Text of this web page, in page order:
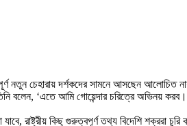
নতুন চেহারায় দর্শকদের সামনে আসছেন
বলেন, ‘এতে আমি গোয়েন্দার চরিত্রে অভিনয়
রাষ্ট্রীয় কিছু গুরুত্বপূর্ণ তথ্য বিদেশি শক্ররা